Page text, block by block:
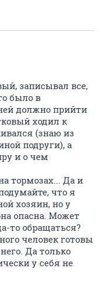
записывал все,
было в
должно прийти
ходил к
(знаю из
подруги), а
и о чем
тормозах... Да и
что я
хозяин, но у
опасна. Может
то обращаться?
человек готовы
Да только
у себя не